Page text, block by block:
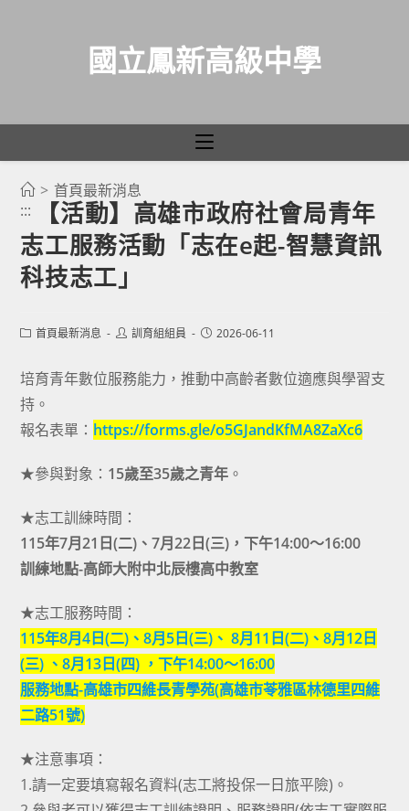
國立鳳新高級中學
> 首頁最新消息
:::
【活動】高雄市政府社會局青年
志工服務活動「志在e起-智慧資訊
科技志工」
Post首頁最新消息
Post訓育組組員
Post2026-06-11
培育青年數位服務能力，推動中高齡者數位適應與學習支
持。
報名表單： https://forms.gle/o5GJandKfMA8ZaXc6
★參與對象： 15歲至35歲之青年 。
★志工訓練時間：
115年7月21日(二)、7月22日(三)，下午14:00～16:00
訓練地點-高師大附中北辰樓高中教室
★志工服務時間：
115年8月4日(二)、8月5日(三)、 8月11日(二)、8月12日
(三) 、8月13日(四) ，下午14:00～16:00
服務地點-高雄市四維長青學苑(高雄市苓雅區林德里四維
二路51號)
★注意事項：
1.請一定要填寫報名資料(志工將投保一日旅平險)。